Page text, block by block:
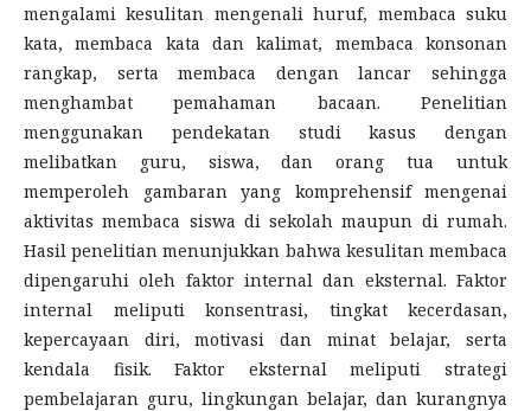
mengalami kesulitan mengenali huruf, membaca suku
kata, membaca kata dan kalimat, membaca konsonan
rangkap, serta membaca dengan lancar sehingga
menghambat pemahaman bacaan. Penelitian
menggunakan pendekatan studi kasus dengan
melibatkan guru, siswa, dan orang tua untuk
memperoleh gambaran yang komprehensif mengenai
aktivitas membaca siswa di sekolah maupun di rumah.
Hasil penelitian menunjukkan bahwa kesulitan membaca
dipengaruhi oleh faktor internal dan eksternal. Faktor
internal meliputi konsentrasi, tingkat kecerdasan,
kepercayaan diri, motivasi dan minat belajar, serta
kendala fisik. Faktor eksternal meliputi strategi
pembelajaran guru, lingkungan belajar, dan kurangnya